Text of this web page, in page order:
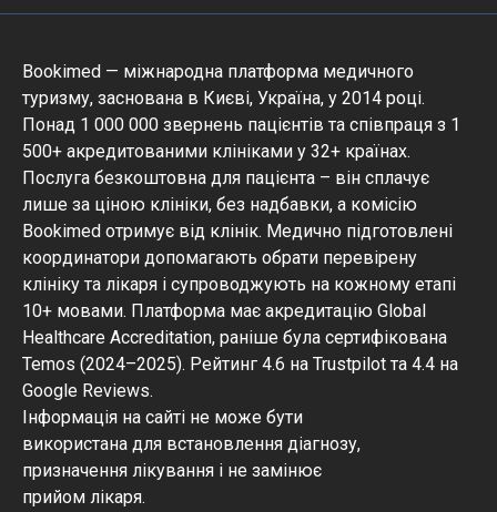
Bookimed — міжнародна платформа медичного
туризму, заснована в Києві, Україна, у 2014 році.
Понад 1 000 000 звернень пацієнтів та співпраця з 1
500+ акредитованими клініками у 32+ країнах.
Послуга безкоштовна для пацієнта – він сплачує
лише за ціною клініки, без надбавки, а комісію
Bookimed отримує від клінік. Медично підготовлені
координатори допомагають обрати перевірену
клініку та лікаря і супроводжують на кожному етапі
10+ мовами. Платформа має акредитацію Global
Healthcare Accreditation, раніше була сертифікована
Temos (2024–2025). Рейтинг 4.6 на Trustpilot та 4.4 на
Google Reviews.
Інформація на сайті не може бути
використана для встановлення діагнозу,
призначення лікування і не замінює
прийом лікаря.